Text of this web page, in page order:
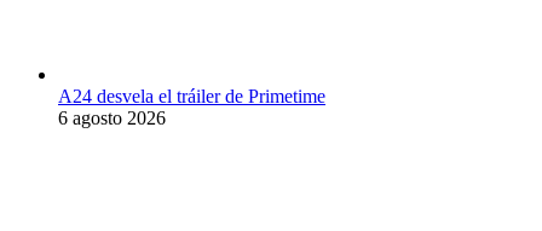
A24 desvela el tráiler de Primetime
6 agosto 2026